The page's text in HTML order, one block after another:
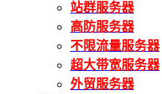
站群服务器
高防服务器
不限流量服务器
超大带宽服务器
外贸服务器